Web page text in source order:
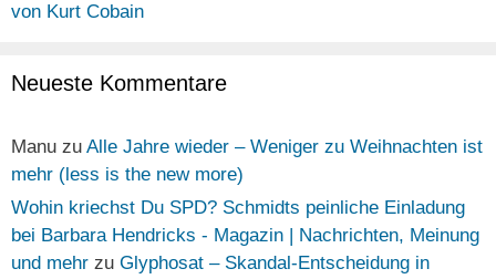
von Kurt Cobain
Neueste Kommentare
Manu zu Alle Jahre wieder – Weniger zu Weihnachten ist
mehr (less is the new more)
Wohin kriechst Du SPD? Schmidts peinliche Einladung
bei Barbara Hendricks - Magazin | Nachrichten, Meinung
und mehr zu Glyphosat – Skandal-Entscheidung in